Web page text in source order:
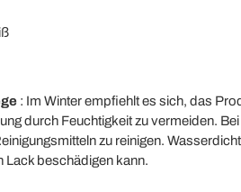
: Im Winter empfiehlt es sich, das
durch Feuchtigkeit zu vermeiden.
zu reinigen.
Lack beschädigen kann.